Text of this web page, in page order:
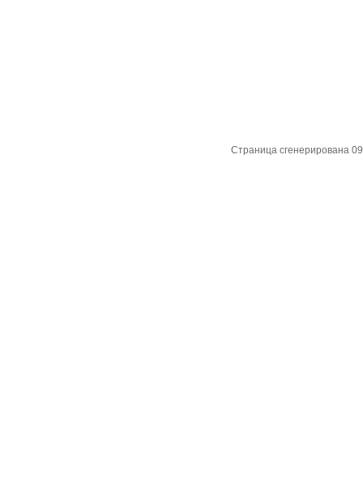
Страница сгенерирована